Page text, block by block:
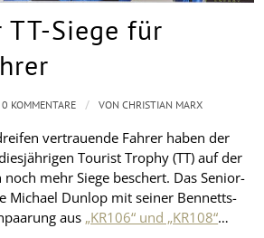
TT-Siege für
vertrauende Fahrer haben der
Tourist Trophy (TT) auf der
mehr Siege beschert. Das Senior-
Michael Dunlop mit seiner Bennetts-
aus „KR106“ und „KR108“…
0 KOMMENTARE / VONCHRISTIAN MARX